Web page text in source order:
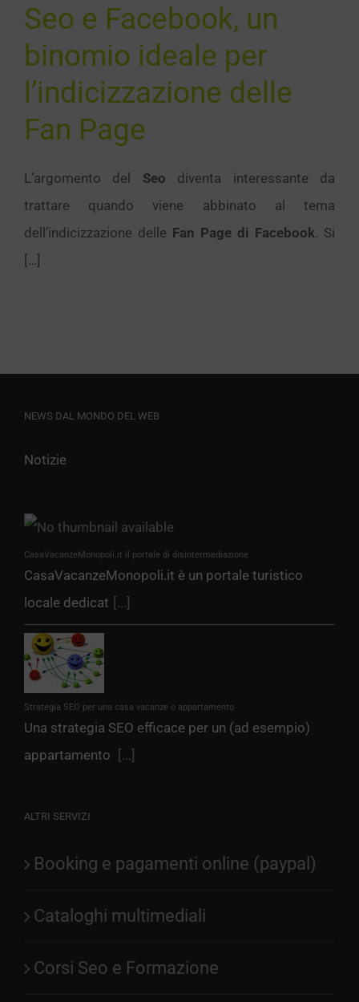
Fan
SEO
Seo e Facebook, un
binomio ideale per
l’indicizzazione delle
Fan Page
L’argomento del Seo diventa interessante da
trattare quando viene abbinato al tema
dell’indicizzazione delle Fan Page di Facebook. Si
[…]
NEWS DAL MONDO DEL WEB
Notizie
CasaVacanzeMonopoli.it il portale di disintermediazione
CasaVacanzeMonopoli.it è un portale turistico
locale dedicat [...]
Strategia SEO per una casa vacanze o appartamento
Una strategia SEO efficace per un (ad esempio)
appartamento
[...]
ALTRI SERVIZI
Booking e pagamenti online (paypal)
Cataloghi multimediali
Corsi Seo e Formazione